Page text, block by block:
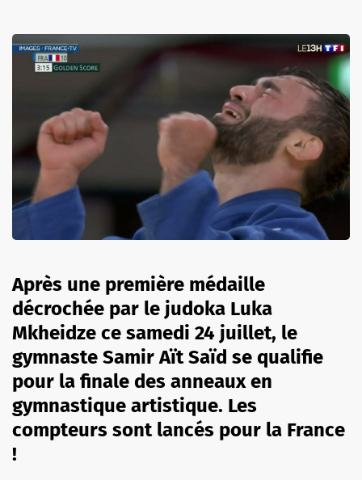
Après une première médaille
décrochée par le judoka Luka
Mkheidze ce samedi 24 juillet, le
gymnaste Samir Aït Saïd se qualifie
pour la finale des anneaux en
gymnastique artistique. Les
compteurs sont lancés pour la France
!